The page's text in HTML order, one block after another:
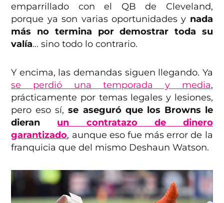
emparrillado con el QB de Cleveland,
porque ya son varias oportunidades y nada
más no termina por demostrar toda su
valía… sino todo lo contrario.
Y encima, las demandas siguen llegando. Ya
se perdió una temporada y media,
prácticamente por temas legales y lesiones,
pero eso sí,se aseguró que los Browns le
dieran un contratazo de dinero
garantizado, aunque eso fue más error de la
franquicia que del mismo Deshaun Watson.